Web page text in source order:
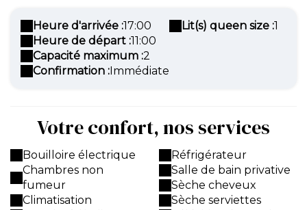
Heure d'arrivée :17:00
Heure de départ :11:00
Capacité maximum :2
Confirmation :Immédiate
Lit(s) queen size :1
Votre confort, nos services
Bouilloire électrique
Chambres non
fumeur
Climatisation
Réfrigérateur
Salle de bain privative
Sèche cheveux
Sèche serviettes